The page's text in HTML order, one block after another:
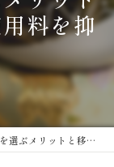
料を抑
動の負担や式場使用料を抑える具体策